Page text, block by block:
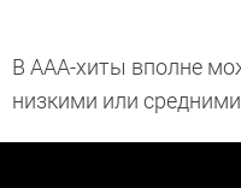
В ААА-хиты вполне
низкими или